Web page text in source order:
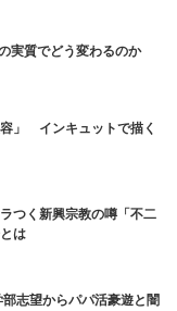
実質でどう変わるのか
」 インキュットで描く
つく新興宗教の噂「不二
は
志望からパパ活豪遊と闇